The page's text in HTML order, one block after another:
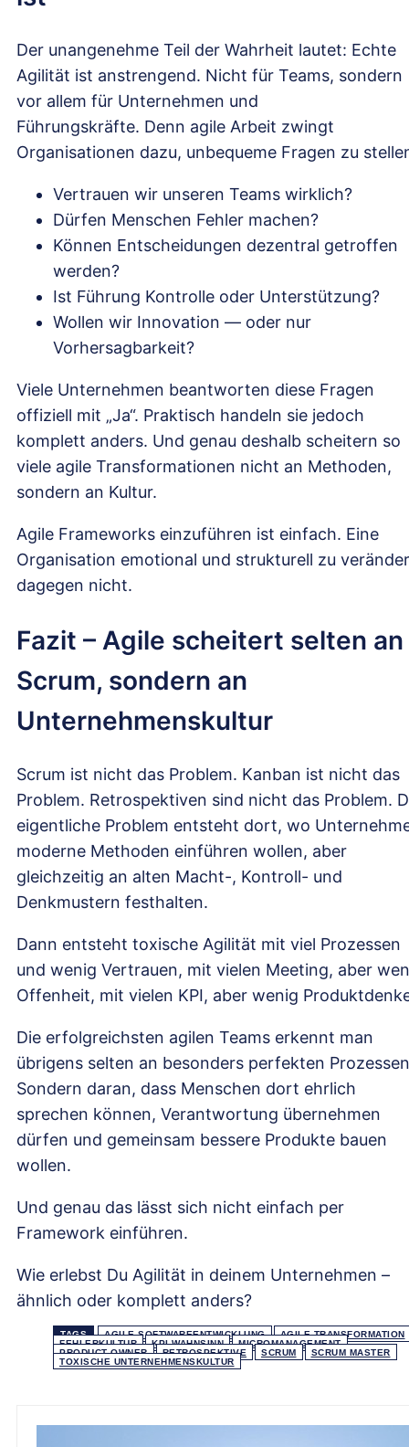
Der unangenehme Teil der Wahrheit lautet: Echte
Agilität ist anstrengend. Nicht für Teams, sondern
vor allem für Unternehmen und
Führungskräfte. Denn agile Arbeit zwingt
Organisationen dazu, unbequeme Fragen zu
Vertrauen wir unseren Teams wirklich?
Dürfen Menschen Fehler machen?
Können Entscheidungen dezentral getroffen
werden?
Ist Führung Kontrolle oder Unterstützung?
Wollen wir Innovation — oder nur
Vorhersagbarkeit?
Viele Unternehmen beantworten diese Fragen
offiziell mit „Ja“. Praktisch handeln sie jedoch
komplett anders. Und genau deshalb scheitern so
viele agile Transformationen nicht an Methoden,
sondern an Kultur.
Agile Frameworks einzuführen ist einfach. Eine
Organisation emotional und strukturell zu
dagegen nicht.
Fazit – Agile scheitert selten an
Scrum, sondern an
Unternehmenskultur
Scrum ist nicht das Problem. Kanban ist nicht das
Problem. Retrospektiven sind nicht das Problem.
eigentliche Problem entsteht dort, wo
moderne Methoden einführen wollen, aber
gleichzeitig an alten Macht-, Kontroll- und
Denkmustern festhalten.
Dann entsteht toxische Agilität mit viel Prozessen
und wenig Vertrauen, mit vielen Meeting, aber
Offenheit, mit vielen KPI, aber wenig
Die erfolgreichsten agilen Teams erkennt man
übrigens selten an besonders perfekten
Sondern daran, dass Menschen dort ehrlich
sprechen können, Verantwortung übernehmen
dürfen und gemeinsam bessere Produkte bauen
wollen.
Und genau das lässt sich nicht einfach per
Framework einführen.
Wie erlebst Du Agilität in deinem Unternehmen –
ähnlich oder komplett anders?
TAGS AGILE SOFTWAREENTWICKLUNG
AGILE TRANSFORMATION
FEHLERKULTUR
KPI WAHNSINN
MICROMANAGEMENT
PRODUCT OWNER
RETROSPEKTIVE SCRUM
SCRUM MASTER
TOXISCHE UNTERNEHMENSKULTUR